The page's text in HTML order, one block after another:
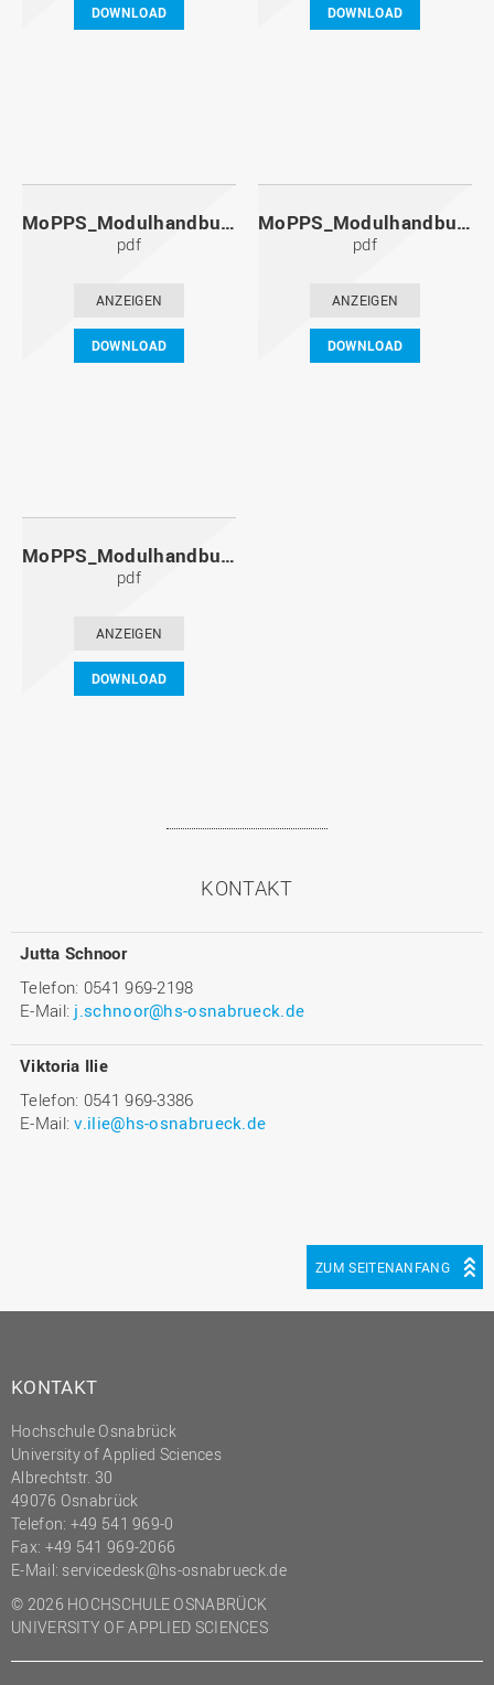
DOWNLOAD DOWNLOAD
MoPPS_Modulhandbuch_20101201.pdf
pdf
ANZEIGEN
DOWNLOAD
MoPPS_Modulhandbuch_20100601.pdf
pdf
ANZEIGEN
DOWNLOAD
MoPPS_Modulhandbuch_20091201.pdf
pdf
ANZEIGEN
DOWNLOAD
KONTAKT
Jutta Schnoor
Telefon: 0541 969-2198
E-Mail: j.schnoor@hs-osnabrueck.de
Viktoria Ilie
Telefon: 0541 969-3386
E-Mail:v.ilie@hs-osnabrueck.de
ZUM SEITENANFANG
KONTAKT
Hochschule Osnabrück
University of Applied Sciences
Albrechtstr. 30
49076 Osnabrück
Telefon: +49 541 969-0
Fax: +49 541 969-2066
E-Mail: servicedesk@hs-osnabrueck.de
© 2026 HOCHSCHULE OSNABRÜCK
UNIVERSITY OF APPLIED SCIENCES